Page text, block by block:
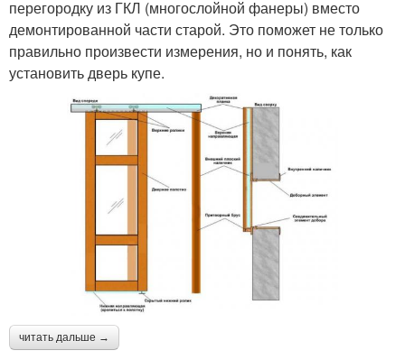
перегородку из ГКЛ (многослойной фанеры) вместо
демонтированной части старой. Это поможет не только
правильно произвести измерения, но и понять, как
установить дверь купе.
читать дальше →